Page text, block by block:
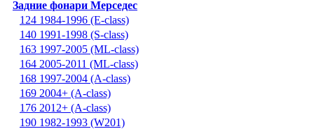
Задние фонари Мерседес
124 1984-1996 (E-class)
140 1991-1998 (S-class)
163 1997-2005 (ML-class)
164 2005-2011 (ML-class)
168 1997-2004 (A-class)
169 2004+ (A-class)
176 2012+ (A-class)
190 1982-1993 (W201)